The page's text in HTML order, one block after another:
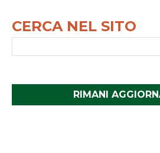
CERCA NEL SITO
RIMANI